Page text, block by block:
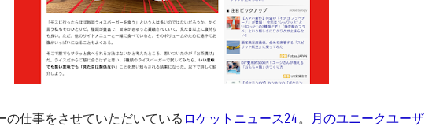
の仕事をさせていただいている ロケットニュース24。
月のユニークユーザ